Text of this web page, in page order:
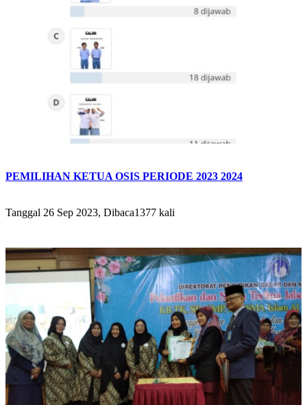
PEMILIHAN KETUA OSIS PERIODE 2023 2024
Tanggal 26 Sep 2023, Dibaca1377 kali